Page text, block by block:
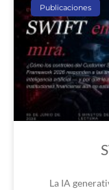
Publicaciones
La IA